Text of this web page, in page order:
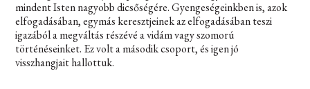
mindent Isten nagyobb dicsőségére. Gyengeségeinkben is, azok
elfogadásában, egymás keresztjeinek az elfogadásában teszi
igazából a megváltás részévé a vidám vagy szomorú
történéseinket. Ez volt a második csoport, és igen jó
visszhangjait hallottuk.